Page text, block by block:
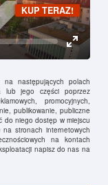
Toggle
KUP TERAZ!
na następujących polach
lub jego części poprzez
promocyjnych,
publikowanie, publiczne
do niego dostęp w miejscu
na stronach internetowych
na kontach
napisz do nas na